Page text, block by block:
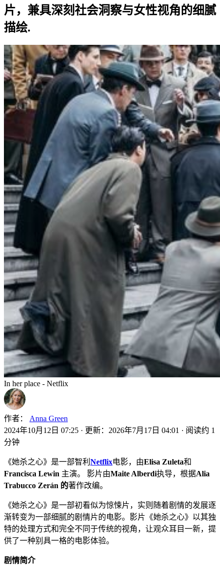
片，兼具深刻社会洞察与女性视角的细腻
描绘.
In her place - Netflix
作者：
Anna Green
2024年10月12日 07:25 · 更新：2026年7月17日 04:01 · 阅读约 1
分钟
《她杀之心》是一部智利 Netflix电影，由Elisa Zuleta和
Francisca Lewin 主演。 影片由Maite Alberdi执导，根据Alia
Trabucco Zerán 的著作改编。
《她杀之心》是一部初看似为惊悚片，实则随着剧情的发展逐
渐转变为一部细腻的剧情片的电影。影片《她杀之心》以其独
特的处理方式和完全不同于传统的视角，让观众耳目一新，提
供了一种别具一格的电影体验。
剧情简介